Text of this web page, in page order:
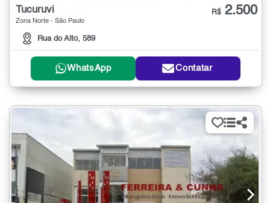
Tucuruvi
Zona Norte - São Paulo
Rua do Alto, 589
R$ 2.500
WhatsApp Contatar